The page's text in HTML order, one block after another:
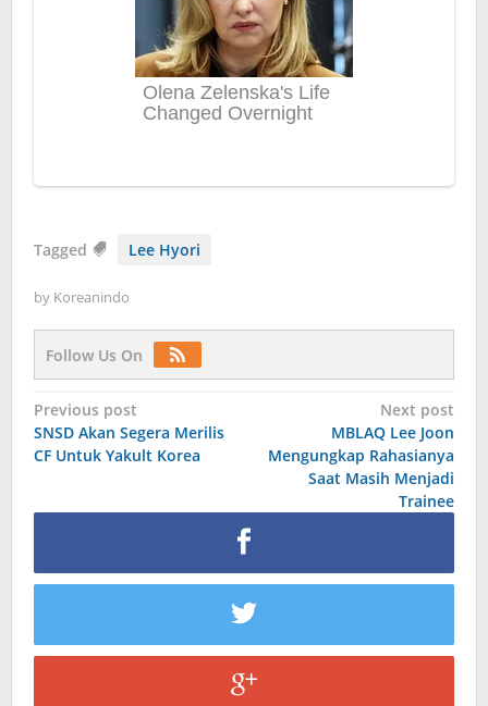
Tagged Lee Hyori
by Koreanindo
Follow Us On
Post
navigation
Previous post
SNSD Akan Segera Merilis
CF Untuk Yakult Korea
Next post
MBLAQ Lee Joon
Mengungkap Rahasianya
Saat Masih Menjadi
Trainee